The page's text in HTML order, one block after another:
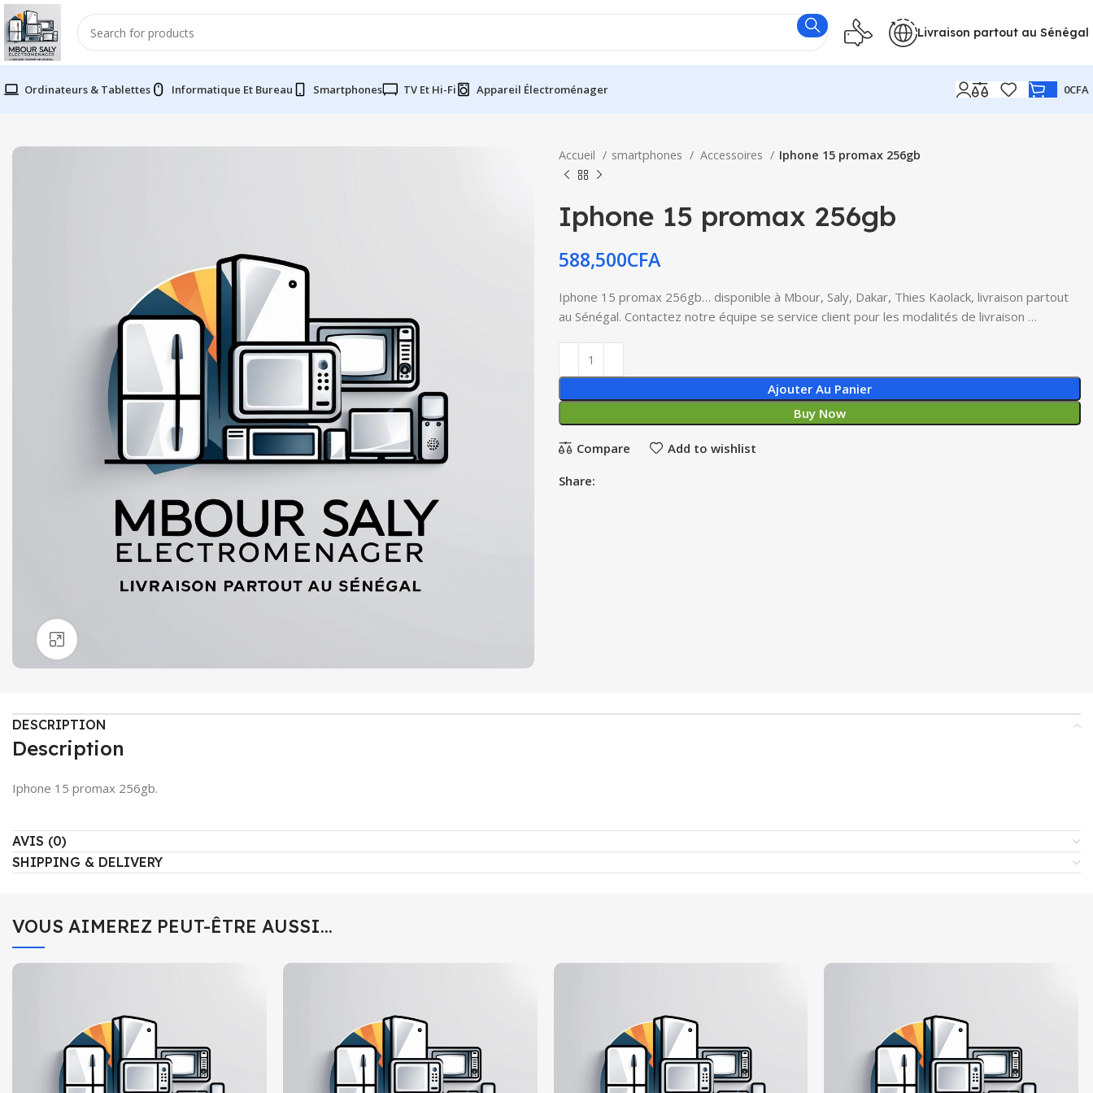
Livraison partout au Sénégal
Ordinateurs & Tablettes Informatique Et Bureau Smartphones TV Et Hi-Fi Appareil Électroménager 0CFA
Accueil smartphones Accessoires Iphone 15 promax 256gb
Iphone 15 promax 256gb
588,500CFA
Iphone 15 promax 256gb… disponible à Mbour, Saly, Dakar, Thies Kaolack, livraison partout
au Sénégal. Contactez notre équipe se service client pour les modalités de livraison …
Ajouter Au Panier
Buy Now
Compare Add to wishlist
Share:
DESCRIPTION
Description
Iphone 15 promax 256gb.
AVIS (0)
SHIPPING & DELIVERY
VOUS AIMEREZ PEUT-ÊTRE AUSSI…